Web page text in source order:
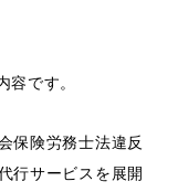
です。
保険労務士法違反
行サービスを展開